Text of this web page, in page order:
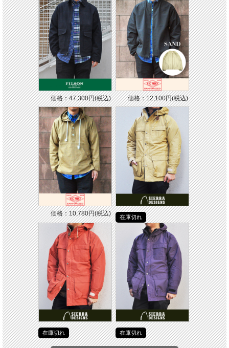
価格：47,300円(税込) 価格：12,100円(税込)
価格：10,780円(税込) 在庫切れ
在庫切れ 在庫切れ